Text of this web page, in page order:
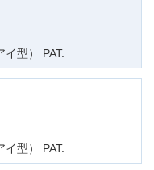
型） PAT.
型） PAT.